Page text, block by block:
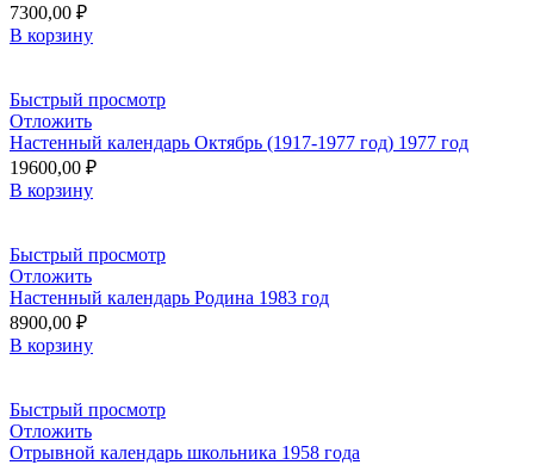
7300,00 ₽
В корзину
Быстрый просмотр
Отложить
Настенный календарь Октябрь (1917-1977 год) 1977 год
19600,00 ₽
В корзину
Быстрый просмотр
Отложить
Настенный календарь Родина 1983 год
8900,00 ₽
В корзину
Быстрый просмотр
Отложить
Отрывной календарь школьника 1958 года